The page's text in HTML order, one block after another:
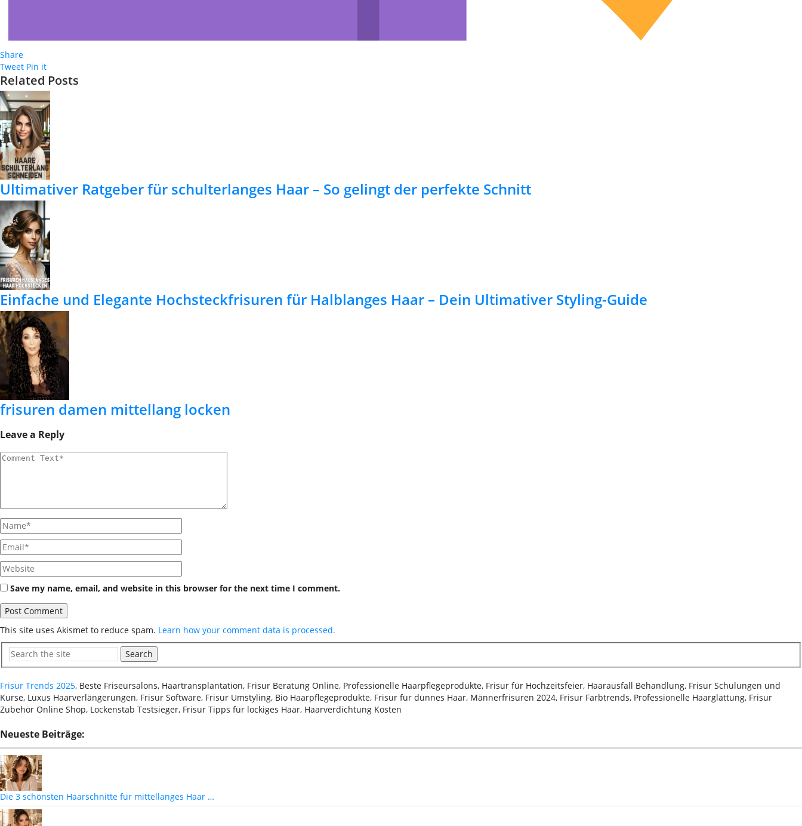
Share
Tweet Pin it
Related Posts
Ultimativer Ratgeber für schulterlanges Haar – So gelingt der perfekte Schnitt
Einfache und Elegante Hochsteckfrisuren für Halblanges Haar – Dein Ultimativer Styling-Guide
frisuren damen mittellang locken
Leave a Reply
Save my name, email, and website in this browser for the next time I comment.
This site uses Akismet to reduce spam. Learn how your comment data is processed.
Search
Frisur Trends 2025, Beste Friseursalons, Haartransplantation, Frisur Beratung Online, Professionelle Haarpflegeprodukte, Frisur für Hochzeitsfeier, Haarausfall Behandlung, Frisur Schulungen und
Kurse, Luxus Haarverlängerungen, Frisur Software, Frisur Umstyling, Bio Haarpflegeprodukte, Frisur für dünnes Haar, Männerfrisuren 2024, Frisur Farbtrends, Professionelle Haarglättung, Frisur
Zubehör Online Shop, Lockenstab Testsieger, Frisur Tipps für lockiges Haar, Haarverdichtung Kosten
Neueste Beiträge:
Die 3 schönsten Haarschnitte für mittellanges Haar …